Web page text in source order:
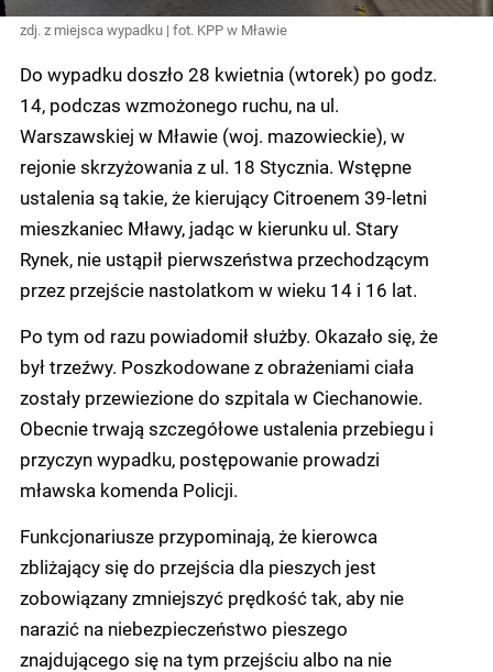
zdj. z miejsca wypadku | fot. KPP w Mławie
Do wypadku doszło 28 kwietnia (wtorek) po godz.
14, podczas wzmożonego ruchu, na ul.
Warszawskiej w Mławie (woj. mazowieckie), w
rejonie skrzyżowania z ul. 18 Stycznia. Wstępne
ustalenia są takie, że kierujący Citroenem 39-letni
mieszkaniec Mławy, jadąc w kierunku ul. Stary
Rynek, nie ustąpił pierwszeństwa przechodzącym
przez przejście nastolatkom w wieku 14 i 16 lat.
Po tym od razu powiadomił służby. Okazało się, że
był trzeźwy. Poszkodowane z obrażeniami ciała
zostały przewiezione do szpitala w Ciechanowie.
Obecnie trwają szczegółowe ustalenia przebiegu i
przyczyn wypadku, postępowanie prowadzi
mławska komenda Policji.
Funkcjonariusze przypominają, że kierowca
zbliżający się do przejścia dla pieszych jest
zobowiązany zmniejszyć prędkość tak, aby nie
narazić na niebezpieczeństwo pieszego
znajdującego się na tym przejściu albo na nie